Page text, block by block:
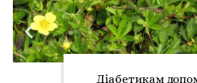
Діабетикам